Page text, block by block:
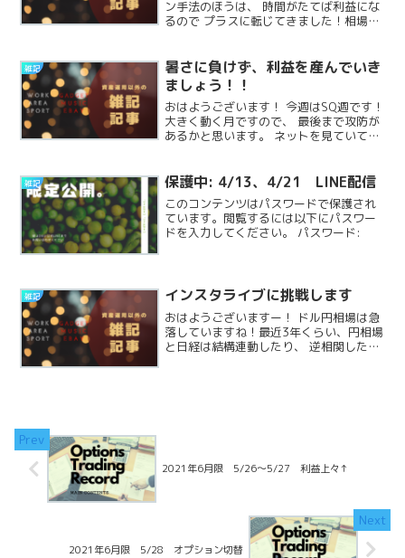
ン手法のほうは、 時間がたてば利益にな
るので プラスに転じてきました！相場予
の方のとおりになることもしばしば。 国
政や経済ニューReadMore...
雑記
暑さに負けず、利益を産んでいき
ましょう！！
おはようございます！ 今週はSQ週です！
大きく動く月ですので、 最後まで攻防が
あるかと思います。 ネットを見ていて
いる様子もありそうです ドル円の為替も
160円台ですReadMore...
雑記 保護中: 4/13、4/21 LINE配信
このコンテンツはパスワードで保護され
ています。閲覧するには以下にパスワー
ドを入力してください。 パスワード:
雑記 インスタライブに挑戦します
おはようございますー！ ドル円相場は急
落していますね！最近3年くらい、円相場
と日経は結構連動したり、 逆相関したり
2021年6月限 5/26～5/27 利益上々↑
2021年6月限 5/28 オプション切替